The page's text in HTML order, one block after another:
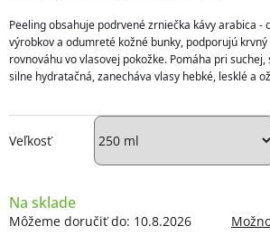
Veľkosť
Na sklade
Môžeme doručiť do: 10.8.2026
Peeling obsahuje podrvené zrniečka kávy arabica -
výrobkov a odumreté kožné bunky, podporujú
rovnováhu vo vlasovej pokožke. Pomáha pri
silne hydratačná, zanecháva vlasy hebké, lesklé a